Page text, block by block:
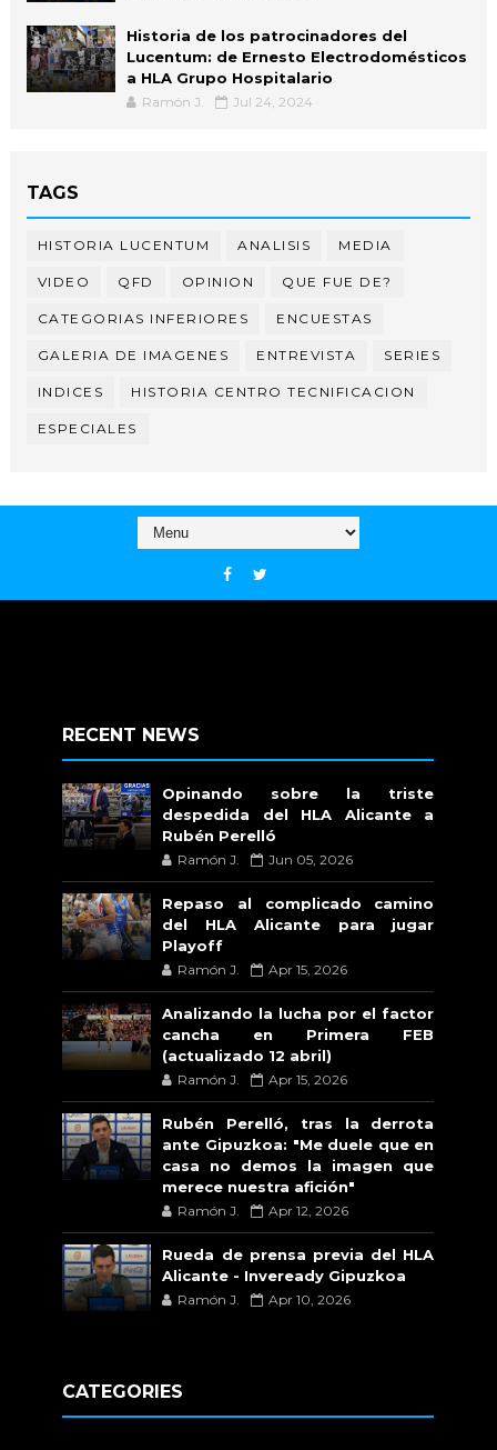
Historia de los patrocinadores del
Lucentum: de Ernesto Electrodomésticos
a HLA Grupo Hospitalario
Ramón J. Jul 24, 2024
TAGS
HISTORIA LUCENTUM ANALISIS MEDIA
VIDEO QFD OPINION QUE FUE DE?
CATEGORIAS INFERIORES ENCUESTAS
GALERIA DE IMAGENES ENTREVISTA SERIES
INDICES HISTORIA CENTRO TECNIFICACION
ESPECIALES
RECENT NEWS
Opinando sobre la triste
despedida del HLA Alicante a
Rubén Perelló
Ramón J. Jun 05, 2026
Repaso al complicado camino
del HLA Alicante para jugar
Playoff
Ramón J. Apr 15, 2026
Analizando la lucha por el factor
cancha en Primera FEB
(actualizado 12 abril)
Ramón J. Apr 15, 2026
Rubén Perelló, tras la derrota
ante Gipuzkoa: "Me duele que en
casa no demos la imagen que
merece nuestra afición"
Ramón J. Apr 12, 2026
Rueda de prensa previa del HLA
Alicante - Inveready Gipuzkoa
Ramón J. Apr 10, 2026
CATEGORIES